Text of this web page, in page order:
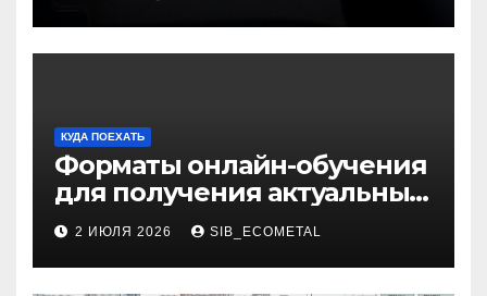
КУДА ПОЕХАТЬ
Форматы онлайн-обучения
для получения актуальных
профессий
2 ИЮЛЯ 2026 SIB_ECOMETAL